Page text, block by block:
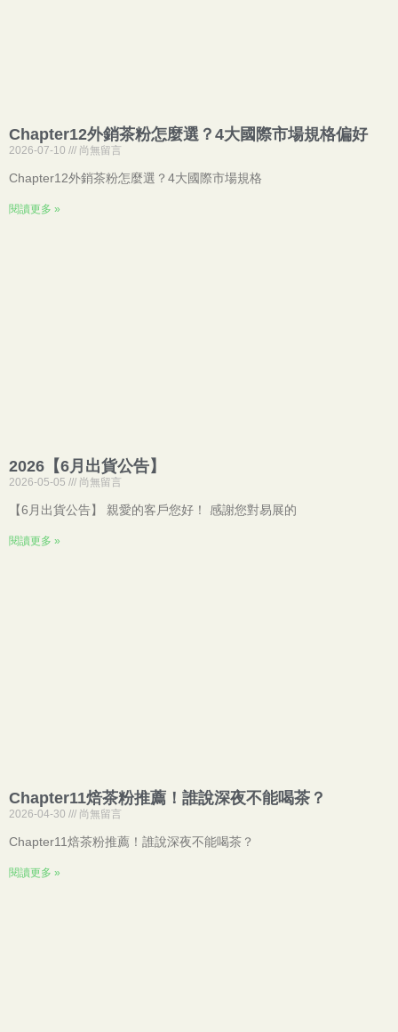
Chapter12外銷茶粉怎麼選？4大國際市場規格偏好
2026-07-10 尚無留言
Chapter12外銷茶粉怎麼選？4大國際市場規格
閱讀更多 »
2026【6月出貨公告】
2026-05-05 尚無留言
【6月出貨公告】 親愛的客戶您好！ 感謝您對易展的
閱讀更多 »
Chapter11焙茶粉推薦！誰說深夜不能喝茶？
2026-04-30 尚無留言
Chapter11焙茶粉推薦！誰說深夜不能喝茶？
閱讀更多 »